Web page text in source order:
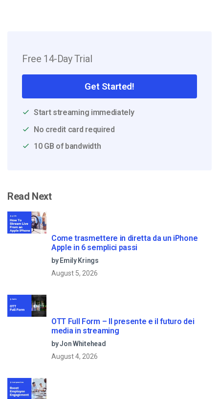
Free 14-Day Trial
Get Started!
Start streaming immediately
No credit card required
10 GB of bandwidth
Read Next
Come trasmettere in diretta da un iPhone
Apple in 6 semplici passi
by Emily Krings
August 5, 2026
OTT Full Form – Il presente e il futuro dei
media in streaming
by Jon Whitehead
August 4, 2026